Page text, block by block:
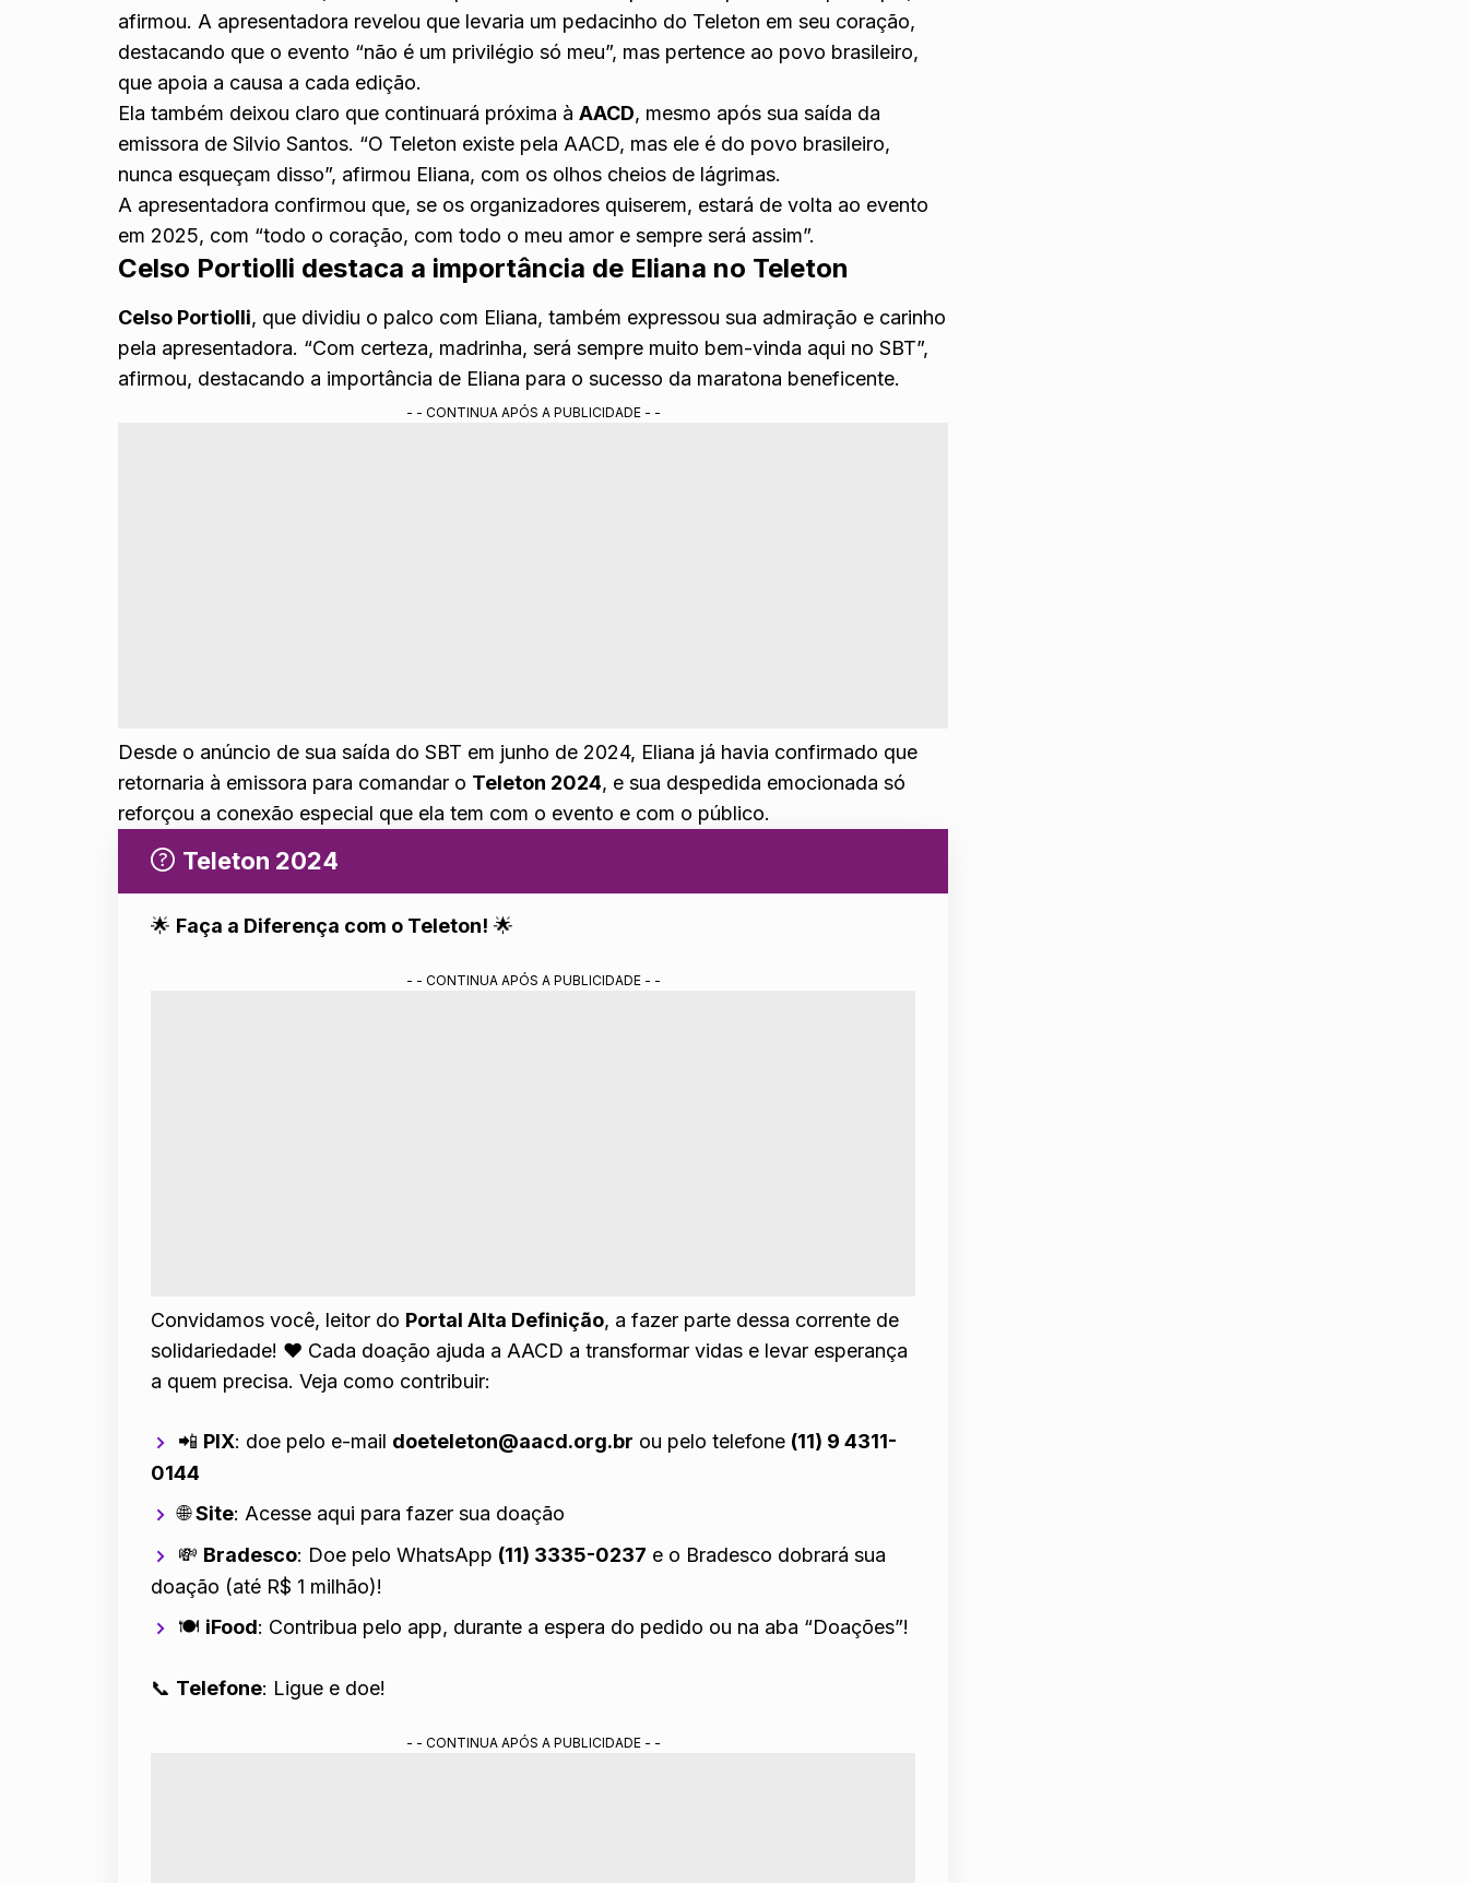
afirmou. A apresentadora revelou que levaria um pedacinho do Teleton em seu coração,
destacando que o evento “não é um privilégio só meu”, mas pertence ao povo brasileiro,
que apoia a causa a cada edição.
Ela também deixou claro que continuará próxima àAACD, mesmo após sua saída da
emissora de Silvio Santos. “O Teleton existe pela AACD, mas ele é do povo brasileiro,
nunca esqueçam disso”, afirmou Eliana, com os olhos cheios de lágrimas.
A apresentadora confirmou que, se os organizadores quiserem, estará de volta ao evento
em 2025, com “todo o coração, com todo o meu amor e sempre será assim”.
Celso Portiolli destaca a importância de Eliana no Teleton
Celso Portiolli, que dividiu o palco com Eliana, também expressou sua admiração e carinho
pela apresentadora. “Com certeza, madrinha, será sempre muito bem-vinda aqui no SBT”,
afirmou, destacando a importância de Eliana para o sucesso da maratona beneficente.
- - CONTINUA APÓS A PUBLICIDADE - -
Desde o anúncio de sua saída do SBT em junho de 2024, Eliana já havia confirmado que
retornaria à emissora para comandar o Teleton 2024, e sua despedida emocionada só
reforçou a conexão especial que ela tem com o evento e com o público.
Teleton 2024
🌟 Faça a Diferença com o Teleton! 🌟
- - CONTINUA APÓS A PUBLICIDADE - -
Convidamos você, leitor do Portal Alta Definição, a fazer parte dessa corrente de
solidariedade! ❤️ Cada doação ajuda a AACD a transformar vidas e levar esperança
a quem precisa. Veja como contribuir:
📲 PIX: doe pelo e-mail doeteleton@aacd.org.br ou pelo telefone (11) 9 4311-
0144
🌐Site: Acesse aqui para fazer sua doação
💸 Bradesco: Doe pelo WhatsApp (11) 3335-0237 e o Bradesco dobrará sua
doação (até R$ 1 milhão)!
🍽️ iFood: Contribua pelo app, durante a espera do pedido ou na aba “Doações”!
📞 Telefone: Ligue e doe!
- - CONTINUA APÓS A PUBLICIDADE - -